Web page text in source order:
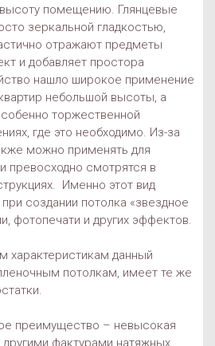
высоту помещению. Глянцевые
зеркальной гладкостью,
отражают предметы
и добавляет простора
нашло широкое применение
небольшой высоты, а
торжественной
где это необходимо. Из-за
можно применять для
превосходно смотрятся в
Именно этот вид
создании потолка «звездное
фотопечати и других эффектов.
характеристикам данный
потолкам, имеет те же
преимущество – невысокая
фактурами натяжных